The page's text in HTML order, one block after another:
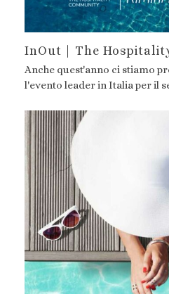
InOut | The
Anche quest'anno ci stiamo
l'evento leader in Italia per il